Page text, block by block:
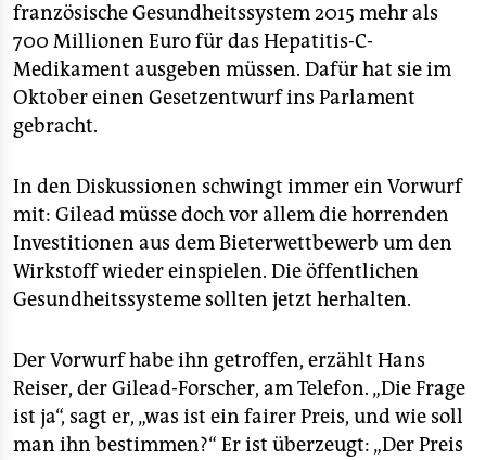
französische Gesundheitssystem 2015 mehr als
700 Millionen Euro für das Hepatitis-C-
Medikament ausgeben müssen. Dafür hat sie im
Oktober einen Gesetzentwurf ins Parlament
gebracht.
In den Diskussionen schwingt immer ein Vorwurf
mit: Gilead müsse doch vor allem die horrenden
Investitionen aus dem Bieterwettbewerb um den
Wirkstoff wieder einspielen. Die öffentlichen
Gesundheitssysteme sollten jetzt herhalten.
Der Vorwurf habe ihn getroffen, erzählt Hans
Reiser, der Gilead-Forscher, am Telefon. „Die Frage
ist ja“, sagt er, „was ist ein fairer Preis, und wie soll
man ihn bestimmen?“ Er ist überzeugt: „Der Preis